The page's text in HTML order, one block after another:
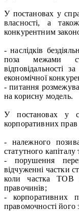
У постановах у
власності, а
конкурентним
- наслідків
поза межами
відповідальності
економічної
- питання
на корисну модель.
У постановах у
корпоративних
- належного
статутного
- порушення
відчуженні частки
коли частка ТОВ
правочинів;
- корпоративних
правомочності його